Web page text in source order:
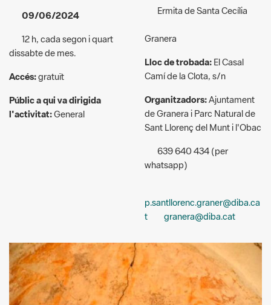
09/06/2024
12 h, cada segon i quart
dissabte de mes.
Accés:gratuït
Públic a qui va dirigida
l'activitat:General
Ermita de Santa Cecília
Granera
Lloc de trobada: El Casal
Camí de la Clota, s/n
Organitzadors:Ajuntament
de Granera i Parc Natural de
Sant Llorenç del Munt i l'Obac
639 640 434 (per
whatsapp)
p.santllorenc.graner@diba.ca
t
granera@diba.cat